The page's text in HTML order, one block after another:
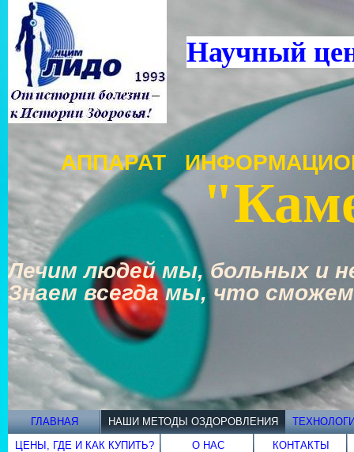
Научный
АППАРАТ
Лечим людей мы, больных и
Знаем всегда мы, что
ГЛАВНАЯ НАШИ МЕТОДЫ ОЗДОРОВЛЕНИЯ
ЦЕНЫ, ГДЕ И КАК КУПИТЬ? О НАС КОНТАКТЫ